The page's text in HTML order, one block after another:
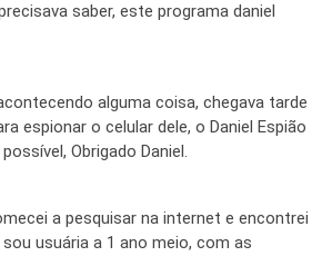
saber, este programa daniel
alguma coisa, chegava tarde
espionar o celular dele, o Daniel Espião
Obrigado Daniel.
a pesquisar na internet e encontrei
usuária a 1 ano meio, com as